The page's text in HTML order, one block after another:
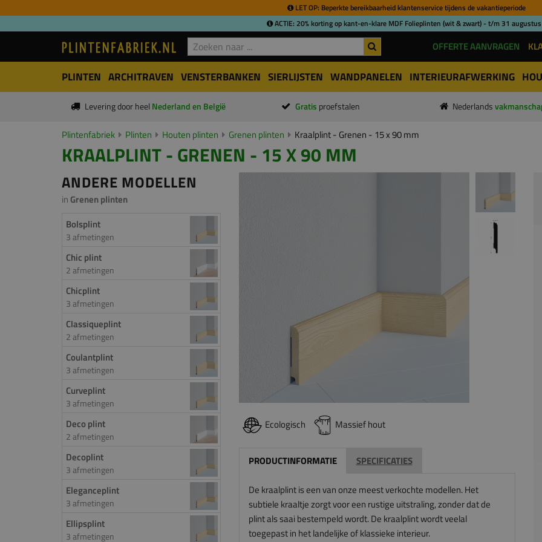
LET OP: Beperkte bereikbaarheid klantenservice tijdens de vakantieperiode
ACTIE: 20% korting op kant-en-klare MDF Folieplinten (wit & zwart) - t/m 31
OFFERTE AANVRAGEN
PLINTEN ARCHITRAVEN VENSTERBANKEN SIERLIJSTEN WANDPANELEN INTERIEURAFWERKING
Levering door heel Nederland en België Gratis proefstalen Nederlands
Plintenfabriek Plinten Houten plinten Grenen plinten Kraalplint - Grenen - 15 x 90 mm
KRAALPLINT - GRENEN - 15 X 90 MM
ANDERE MODELLEN
in Grenen plinten
Bolsplint
3 afmetingen
Chic plint
2 afmetingen
Chicplint
3 afmetingen
Classiqueplint
2 afmetingen
Coulantplint
3 afmetingen
Curveplint
3 afmetingen
Deco plint
2 afmetingen
Decoplint
3 afmetingen
Eleganceplint
3 afmetingen
Ellipsplint
3 afmetingen
Ecologisch Massief hout
PRODUCTINFORMATIE SPECIFICATIES
De kraalplint is een van onze meest verkochte modellen. Het
subtiele kraaltje zorgt voor een rustige uitstraling, zonder dat de
plint als saai bestempeld wordt. De kraalplint wordt veelal
toegepast in het landelijke of klassieke interieur.